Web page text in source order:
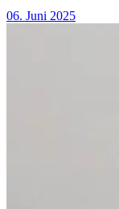
06. Juni 2025